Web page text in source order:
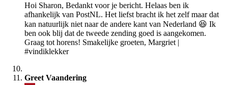
Hoi Sharon, Bedankt voor je bericht. Helaas ben ik
afhankelijk van PostNL. Het liefst bracht ik het zelf maar dat
kan natuurlijk niet naar de andere kant van Nederland 😆 Ik
ben ook blij dat de tweede zending goed is aangekomen.
Graag tot horens! Smakelijke groeten, Margriet |
#vindiklekker
Greet Vaandering